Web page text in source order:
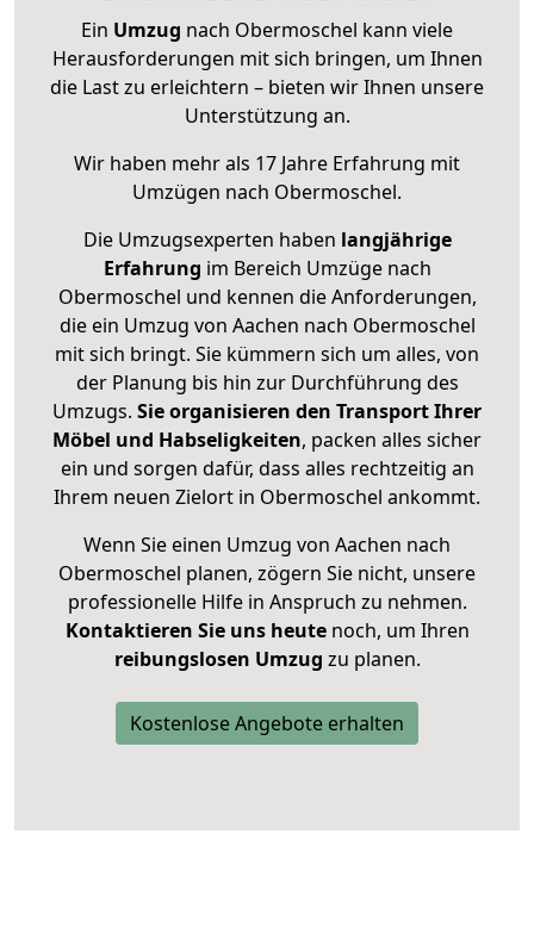
Ein Umzug nach Obermoschel kann viele
Herausforderungen mit sich bringen, um Ihnen
die Last zu erleichtern – bieten wir Ihnen unsere
Unterstützung an.
Wir haben mehr als 17 Jahre Erfahrung mit
Umzügen nach Obermoschel.
Die Umzugsexperten haben langjährige
Erfahrung im Bereich Umzüge nach
Obermoschel und kennen die Anforderungen,
die ein Umzug von Aachen nach Obermoschel
mit sich bringt. Sie kümmern sich um alles, von
der Planung bis hin zur Durchführung des
Umzugs. Sie organisieren den Transport Ihrer
Möbel und Habseligkeiten, packen alles sicher
ein und sorgen dafür, dass alles rechtzeitig an
Ihrem neuen Zielort in Obermoschel ankommt.
Wenn Sie einen Umzug von Aachen nach
Obermoschel planen, zögern Sie nicht, unsere
professionelle Hilfe in Anspruch zu nehmen.
Kontaktieren Sie uns heutenoch, um Ihren
reibungslosen Umzug zu planen.
Kostenlose Angebote erhalten